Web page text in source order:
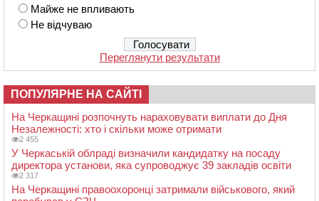
Майже не впливають
Не відчуваю
Переглянути результати
ПОПУЛЯРНЕ НА САЙТІ
На Черкащині розпочнуть нараховувати виплати до Дня
Незалежності: хто і скільки може отримати
2 455
У Черкаській облраді визначили кандидатку на посаду
директора установи, яка супроводжує 39 закладів освіти
2 317
На Черкащині правоохоронці затримали військового, який